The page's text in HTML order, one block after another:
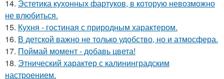
14. Эстетика кухонных фартуков, в которую невозможно
не влюбиться.
15. Кухня - гостиная с природным характером.
16. В детской важно не только удобство, но и атмосфера.
17. Поймай момент - добавь цвета!
18. Этнический характер с калининградским
настроением.